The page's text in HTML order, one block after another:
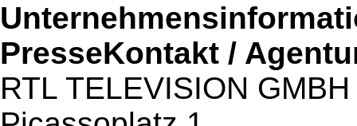
PresseKontakt /
RTL TELEVISION GMBH